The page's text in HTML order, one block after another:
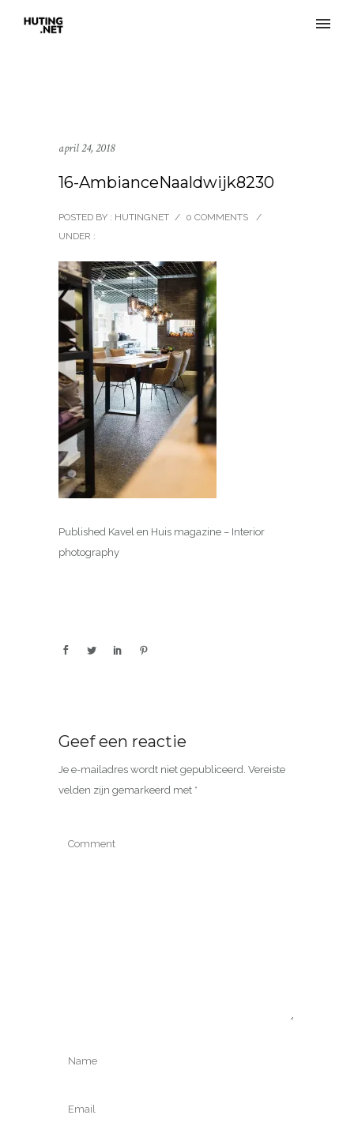
april 24, 2018
16-AmbianceNaaldwijk8230
POSTED BY : HUTINGNET / 0 COMMENTS
/
UNDER :
Published Kavel en Huis magazine – Interior
photography
Geef een reactie
Je e-mailadres wordt niet gepubliceerd. Vereiste
velden zijn gemarkeerd met *